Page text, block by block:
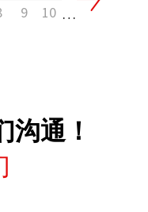
9 10 …
沟通！